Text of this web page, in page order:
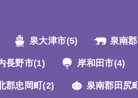
泉大津市(5) 泉南郡
長野市(1) 岸和田市(4)
郡忠岡町 (2) 泉南郡田尻町